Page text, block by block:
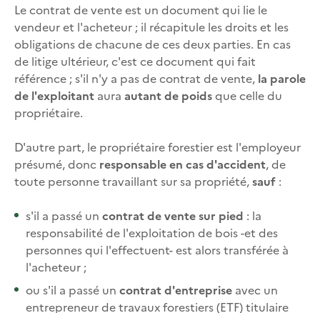
Le contrat de vente est un document qui lie le
vendeur et l'acheteur ; il récapitule les droits et les
obligations de chacune de ces deux parties. En cas
de litige ultérieur, c'est ce document qui fait
référence ; s'il n'y a pas de contrat de vente, la parole
de l'exploitant aura autant de poidsque celle du
propriétaire.
D'autre part, le propriétaire forestier est l'employeur
présumé, donc responsable en cas d'accident, de
toute personne travaillant sur sa propriété,sauf :
s'il a passé un contrat de vente sur pied : la
responsabilité de l'exploitation de bois -et des
personnes qui l'effectuent- est alors transférée à
l'acheteur ;
ou s'il a passé un contrat d'entreprise avec un
entrepreneur de travaux forestiers (ETF) titulaire